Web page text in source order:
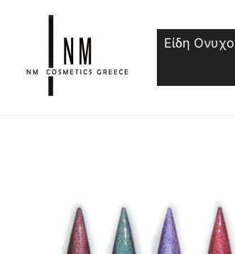
περιεχόμενο
Είδη